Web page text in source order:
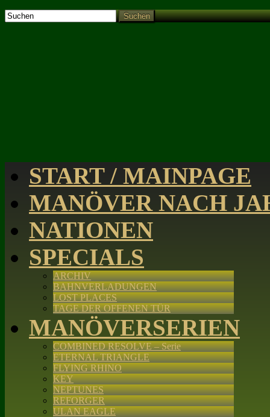
Suchen
START / MAINPAGE
MANÖVER NACH
NATIONEN
SPECIALS
ARCHIV
BAHNVERLADUNGEN
LOST PLACES
TAGE DER OFFENEN TÜR
MANÖVERSERIEN
COMBINED RESOLVE – Serie
ETERNAL TRIANGLE
FLYING RHINO
KEY
NEPTUNES
REFORGER
ULAN EAGLE